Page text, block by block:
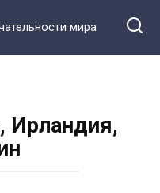
мира
Ирландия,